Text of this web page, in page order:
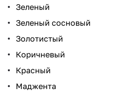
Зеленый
Зеленый сосновый
Золотистый
Коричневый
Красный
Маджента